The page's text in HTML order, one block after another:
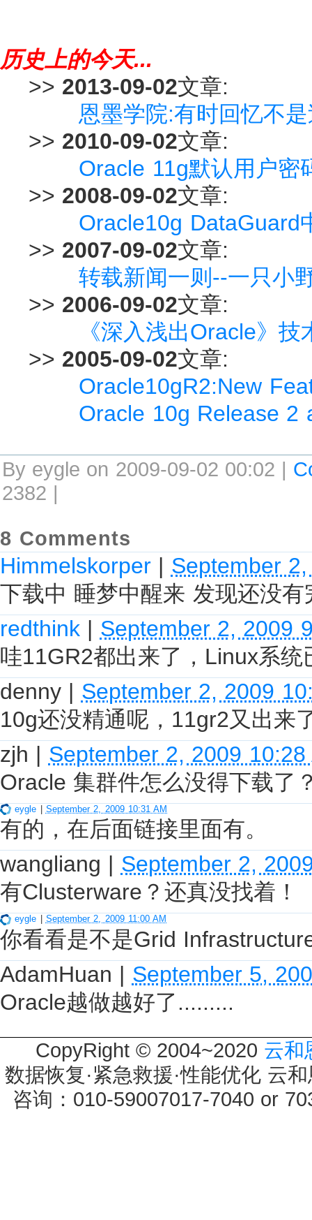
历史上的今天...
>> 2013-09-02文章:
恩墨学院:有时回忆不
>> 2010-09-02文章:
Oracle 11g默认用户密
>> 2008-09-02文章:
Oracle10g DataGuard
>> 2007-09-02文章:
转载新闻一则--一只小
>> 2006-09-02文章:
《深入浅出Oracle》
>> 2005-09-02文章:
Oracle10gR2:New
Oracle 10g Release 2
By eygle on 2009-09-02 00:02 |
2382 |
8 Comments
Himmelskorper | September
下载中 睡梦中醒来 发现还没有
redthink | September 2, 2009
哇11GR2都出来了，Linux系
denny | September 2, 2009
10g还没精通呢，11gr2又出来
zjh | September 2, 2009 10:28
Oracle 集群件怎么没得下载了
eygle | September 2, 2009 10:31 AM
有的，在后面链接里面有。
wangliang | September 2,
有Clusterware？还真没找着！
eygle September 2, 2009 11:00 AM
你看看是不是Grid
AdamHuan | September 5,
Oracle越做越好了.........
CopyRight © 2004~2020 云和
数据恢复·紧急救援·性能优化 云
咨询：010-59007017-7040 or